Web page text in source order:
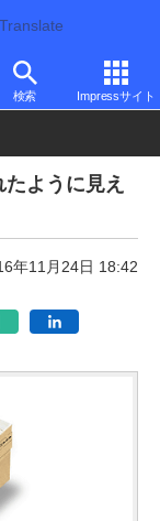
Translate
検索 Impressサイト
ように見え
年11月24日 18:42